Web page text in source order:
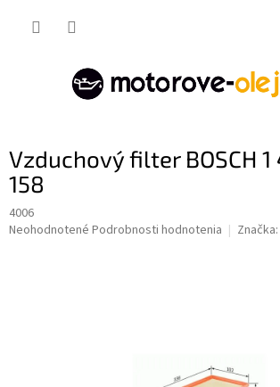
Vzduchový filter BOSCH 1
158
4006
Priemerné
Neohodnotené Podrobnosti hodnotenia Značka: